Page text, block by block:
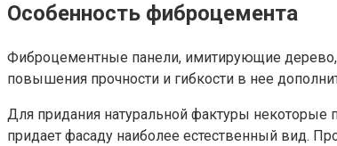
Особенность фиброцемента
Фиброцементные панели, имитирующие дерево,
повышения прочности и гибкости в нее
Для придания натуральной фактуры
придает фасаду наиболее естественный вид.